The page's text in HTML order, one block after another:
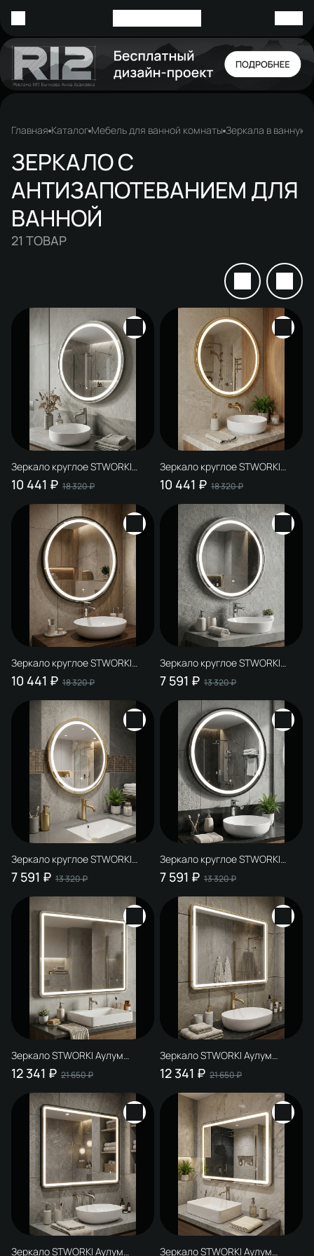
Главная Каталог Мебель для ванной комнаты Зеркала в ванную
ЗЕРКАЛО С
АНТИЗАПОТЕВАНИЕМ ДЛЯ
ВАННОЙ
21 ТОВАР
Зеркало круглое STWORKI
Бурос 80, 3 цвета подсветки, с
подогревом, сталь, сатин
10 441 ₽ 18 320 ₽
Зеркало круглое STWORKI
Бурос 80, 3 цвета подсветки, с
подогревом, матовое золото
10 441 ₽ 18 320 ₽
Зеркало круглое STWORKI
Бурос 80, 3 цвета подсветки, с
подогревом, матовое черное
10 441 ₽ 18 320 ₽
Зеркало круглое STWORKI
Бурос 60, 3 цвета подсветки, с
подогревом, сталь, сатин
7 591 ₽ 13 320 ₽
Зеркало круглое STWORKI
Бурос 60, 3 цвета подсветки, с
подогревом, матовое золото
7 591 ₽ 13 320 ₽
Зеркало круглое STWORKI
Бурос 60, 3 цвета подсветки, с
подогревом, матовое черное
7 591 ₽ 13 320 ₽
Зеркало STWORKI Аулум
100x80, 3 цвета подсветки, с
подогревом, реверсивное,
сталь, сатин
12 341 ₽ 21 650 ₽
Зеркало STWORKI Аулум
100x80, 3 цвета подсветки, с
подогревом, реверсивное,
матовое золото
12 341 ₽ 21 650 ₽
Зеркало STWORKI Аулум Зеркало STWORKI Аулум